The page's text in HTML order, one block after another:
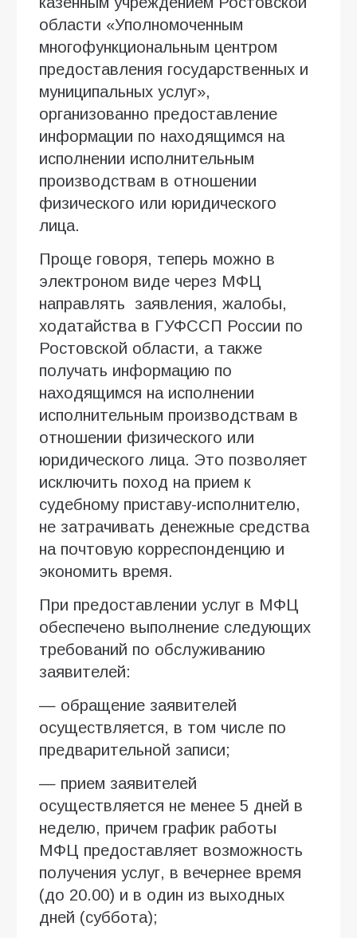
области «Уполномоченным
многофункциональным центром
предоставления государственных и
муниципальных услуг»,
организованно предоставление
информации по находящимся на
исполнении исполнительным
производствам в отношении
физического или юридического
лица.
Проще говоря, теперь можно в
электроном виде через МФЦ
направлять заявления, жалобы,
ходатайства в ГУФССП России по
Ростовской области, а также
получать информацию по
находящимся на исполнении
исполнительным производствам в
отношении физического или
юридического лица. Это позволяет
исключить поход на прием к
судебному приставу-исполнителю,
не затрачивать денежные средства
на почтовую корреспонденцию и
экономить время.
При предоставлении услуг в МФЦ
обеспечено выполнение следующих
требований по обслуживанию
заявителей:
— обращение заявителей
осуществляется, в том числе по
предварительной записи;
— прием заявителей
осуществляется не менее 5 дней в
неделю, причем график работы
МФЦ предоставляет возможность
получения услуг, в вечернее время
(до 20.00) и в один из выходных
дней (суббота);